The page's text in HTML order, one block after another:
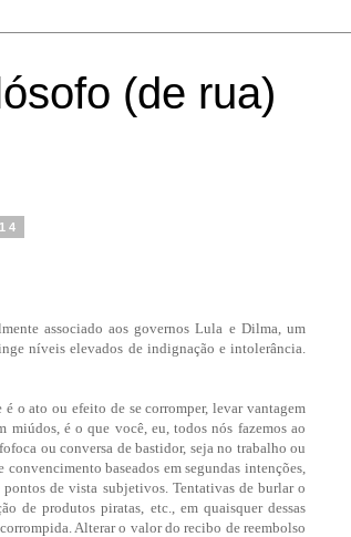
(de rua)
associado aos governos Lula e Dilma, um
níveis elevados de indignação e intolerância.
o ato ou efeito de se corromper, levar vantagem
miúdos, é o que você, eu, todos nós fazemos ao
ou conversa de bastidor, seja no trabalho ou
baseados em segundas intenções,
de vista subjetivos. Tentativas de burlar o
de produtos piratas, etc., em quaisquer dessas
Alterar o valor do recibo de reembolso